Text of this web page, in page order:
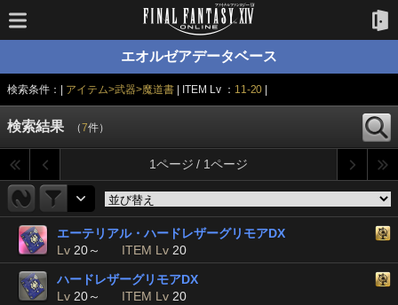
エオルゼアデータベース
検索条件：| アイテム>武器>魔道書 | ITEM Lv ： 11-20
検索結果 （7件）
1ページ / 1ページ
エーテリアル・ハードレザーグリモアDX
Lv 20～ ITEM Lv 20
ハードレザーグリモアDX
Lv 20～ ITEM Lv 20